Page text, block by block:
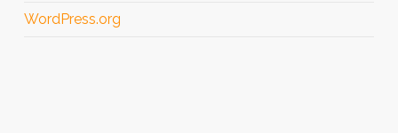
WordPress.org